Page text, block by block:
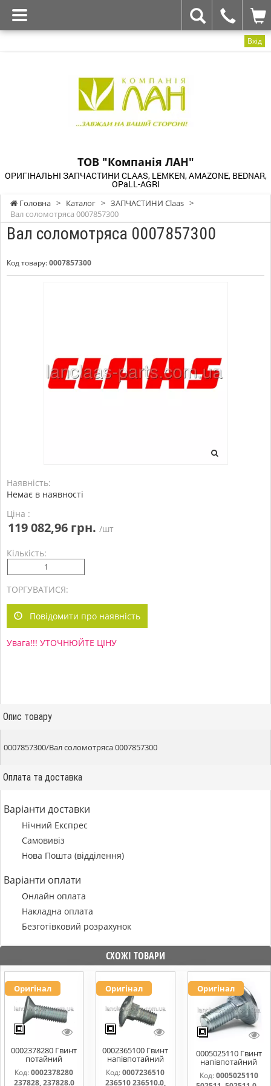
Вхід
ТОВ "Компанія ЛАН"
ОРИГІНАЛЬНІ ЗАПЧАСТИНИ CLAAS, LEMKEN, AMAZONE, BEDNAR,
OPaLL-AGRI
Головна > Каталог > ЗАПЧАСТИНИ Claas >
Вал соломотряса 0007857300
Вал соломотряса 0007857300
Код товару:0007857300
Наявність:
Немає в наявності
Ціна :
119 082,96 грн. /шт
Кількість:
ТОРГУВАТИСЯ:
Повідомити про наявність
Увага!!! УТОЧНЮЙТЕ ЦІНУ
Опис товару
0007857300/Вал соломотряса 0007857300
Оплата та доставка
Варіанти доставки
Нічний Експрес
Самовивіз
Нова Пошта (відділення)
Варіанти оплати
Онлайн оплата
Накладна оплата
Безготівковий розрахунок
СХОЖІ ТОВАРИ
Оригінал
0002378280 Гвинт
потайний
M10x30 237828,
237828.0
Код:0002378280
237828, 237828.0
Оригінал
0002365100 Гвинт
напівпотайний
M10*20 236510,
236510.0, 236510,
Код: 0007236510
236510 236510.0,
Оригінал
0005025110 Гвинт
напівпотайний
М10х25 8.8 502511,
502511.0, 502511.1,
Код:0005025110